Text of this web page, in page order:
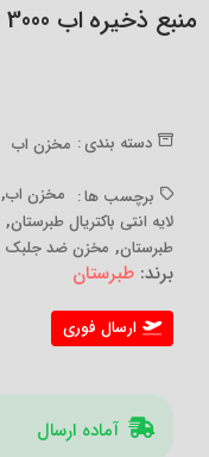
منبع ذخیره اب 3000 لیتری افقی آژینه طبرستان
دسته بندی : مخزن اب
برچسب ها : مخزن اب,
لایه انتی باکتریال طبرستان,
طبرستان, مخزن ضد جلبک
برند: طبرستان
ارسال فوری
آماده ارسال